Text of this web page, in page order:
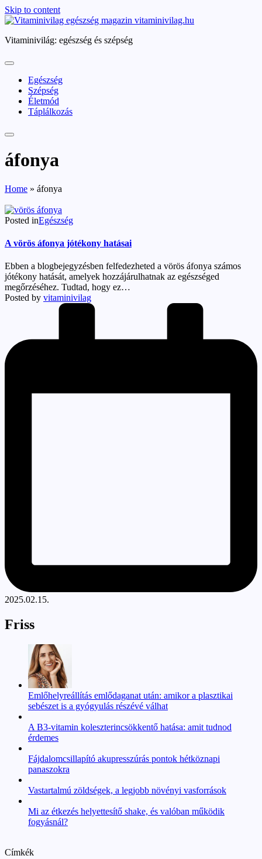
Skip to content
vitaminivilag.hu
Vitaminivilág: egészség és szépség
Egészség
Szépség
Életmód
Táplálkozás
áfonya
Home » áfonya
Posted inEgészség
A vörös áfonya jótékony hatásai
Ebben a blogbejegyzésben felfedezheted a vörös áfonya számos
jótékony hatását, amelyek hozzájárulhatnak az egészséged
megőrzéséhez. Tudtad, hogy ez…
Posted by vitaminivilag
2025.02.15.
Friss
Emlőhelyreállítás emlődaganat után: amikor a plasztikai
sebészet is a gyógyulás részévé válhat
A B3-vitamin koleszterincsökkentő hatása: amit tudnod
érdemes
Fájdalomcsillapító akupresszúrás pontok hétköznapi
panaszokra
Vastartalmú zöldségek, a legjobb növényi vasforrások
Mi az étkezés helyettesítő shake, és valóban működik
fogyásnál?
Címkék